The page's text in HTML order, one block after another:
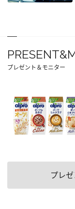
プレゼント＆モニター
プレ